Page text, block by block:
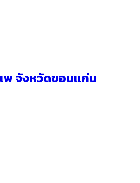
พ จังหวัดขอนแก่น